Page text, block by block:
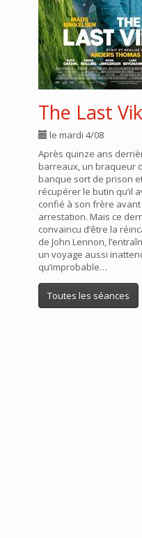
The Last
le mardi 4/08
Après quinze ans
barreaux, un braqueur
banque sort de prison
récupérer le butin qu’il
confié à son frère
arrestation. Mais ce
convaincu d’être la
de John Lennon,
un voyage aussi
qu’improbable…
Toutes les séances